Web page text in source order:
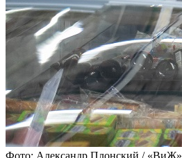
Фото: Александр Плонский / «ВиЖ»